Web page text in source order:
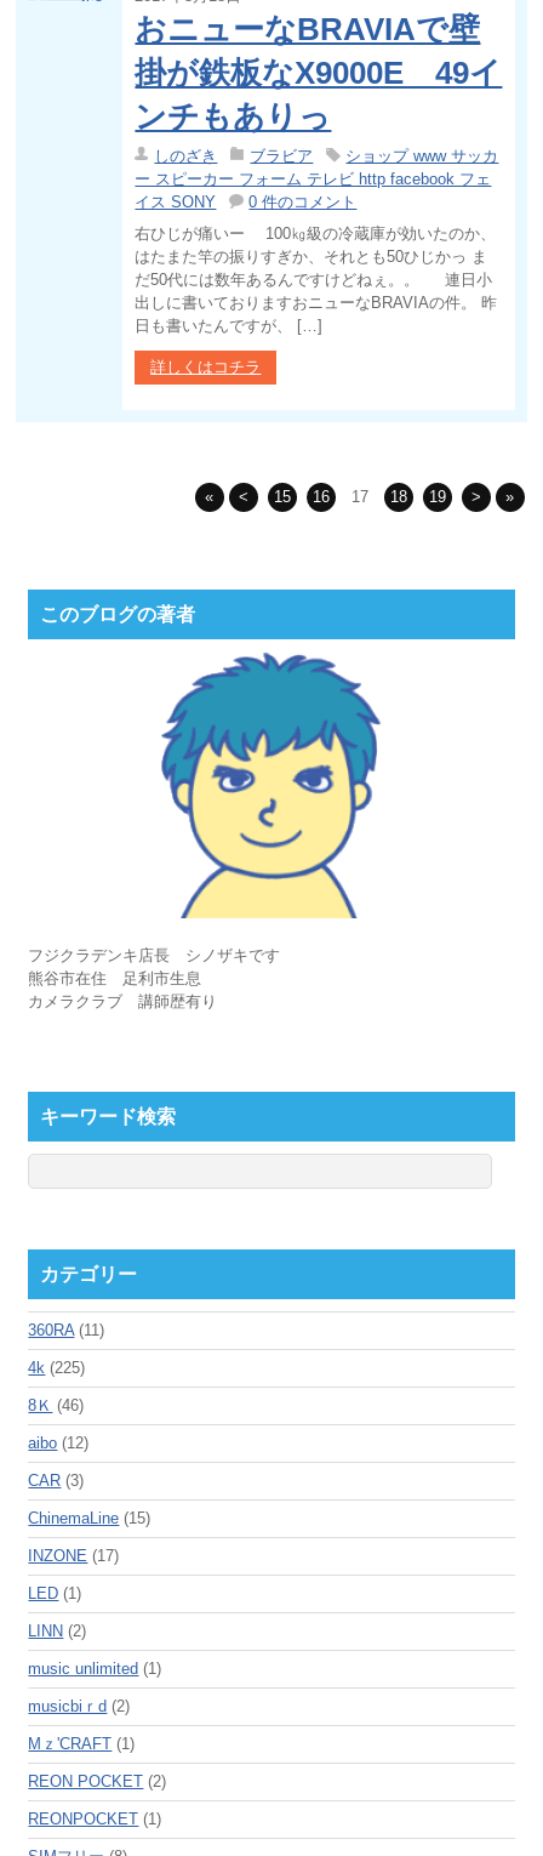
おニューなBRAVIAで壁
掛が鉄板なX9000E 49イ
ンチもありっ
しのざき ブラビア
ショップ www サッカ
ー スピーカー フォーム テレビ http facebook フェ
イス SONY
0 件のコメント
右ひじが痛いー 100㎏級の冷蔵庫が効いたのか、
はたまた竿の振りすぎか、それとも50ひじかっ ま
だ50代には数年あるんですけどねぇ。。 連日小
出しに書いておりますおニューなBRAVIAの件。 昨
日も書いたんですが、 […]
詳しくはコチラ
« < 15 16 17 18 19 > »
このブログの著者
フジクラデンキ店長 シノザキです
熊谷市在住 足利市生息
カメラクラブ 講師歴有り
キーワード検索
カテゴリー
360RA(11)
4k (225)
8Ｋ (46)
aibo (12)
CAR (3)
ChinemaLine (15)
INZONE (17)
LED (1)
LINN (2)
music unlimited (1)
musicbiｒd (2)
Mｚ'CRAFT (1)
REON POCKET (2)
REONPOCKET (1)